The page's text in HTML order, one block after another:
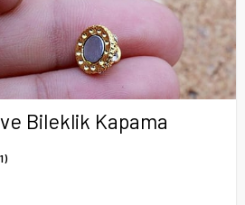
ve Bileklik Kapama